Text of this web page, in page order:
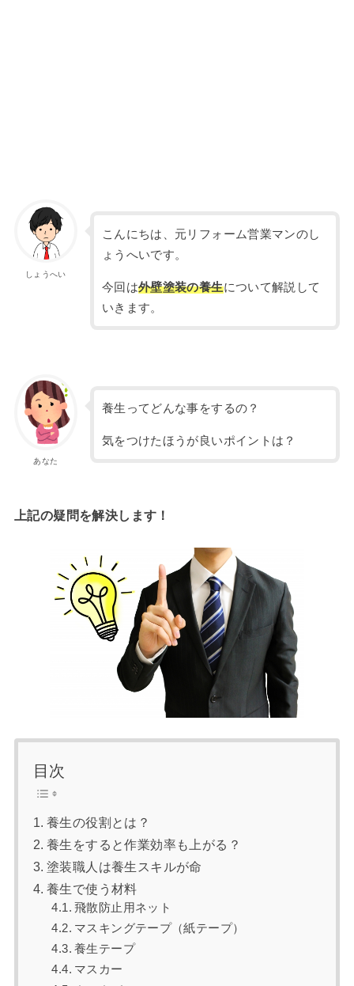
しょうへい
こんにちは、元リフォーム営業マンのし
ょうへいです。
今回は外壁塗装の養生について解説して
いきます。
あなた
養生ってどんな事をするの？
気をつけたほうが良いポイントは？
上記の疑問を解決します！
目次
養生の役割とは？
養生をすると作業効率も上がる？
塗装職人は養生スキルが命
養生で使う材料
飛散防止用ネット
マスキングテープ（紙テープ）
養生テープ
マスカー